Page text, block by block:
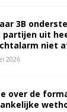
3B
partijen uit
niet
2026
over de